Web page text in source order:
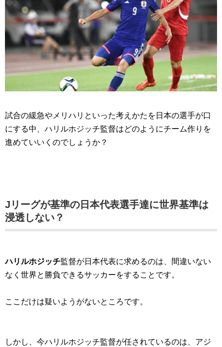
試合の緩急やメリハリといった考えかたを日本の選手が口
にする中、ハリルホジッチ監督はどのようにチーム作りを
進めていいくのでしょうか？
Jリーグが基準の日本代表選手達に世界基準は
浸透しない？
ハリルホジッチ監督が日本代表に求めるのは、間違いない
なく世界と勝負できるサッカーをすることです。
ここだけは疑いようがないところです。
しかし、今ハリルホジッチ監督が任されているのは、アジ